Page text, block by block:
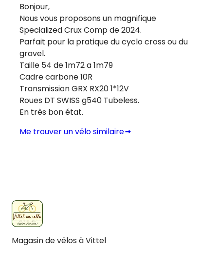
Bonjour,
Nous vous proposons un magnifique
Specialized Crux Comp de 2024.
Parfait pour la pratique du cyclo cross ou du
gravel.
Taille 54 de 1m72 a 1m79
Cadre carbone 10R
Transmission GRX RX20 1*12V
Roues DT SWISS g540 Tubeless.
En très bon état.
Me trouver un vélo similaire
Magasin de vélos à Vittel